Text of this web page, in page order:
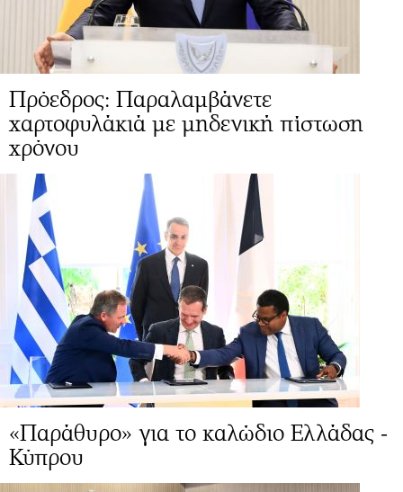
Πρόεδρος: Παραλαμβάνετε
χαρτοφυλάκιά με μηδενική πίστωση
χρόνου
«Παράθυρο» για το καλώδιο Ελλάδας -
Κύπρου